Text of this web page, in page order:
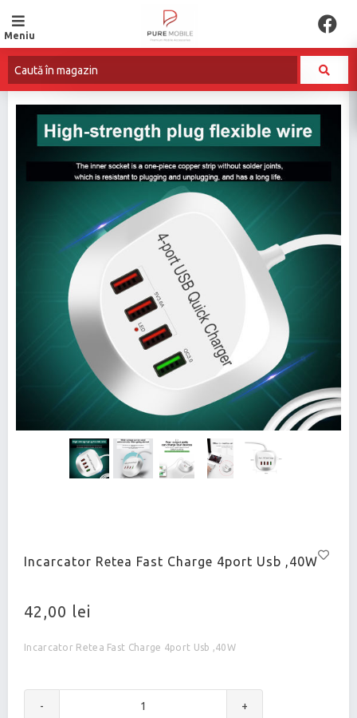
Meniu
Incarcator Retea Fast Charge 4port Usb ,40W
42,00 lei
Incarcator Retea Fast Charge 4port Usb ,40W
- +